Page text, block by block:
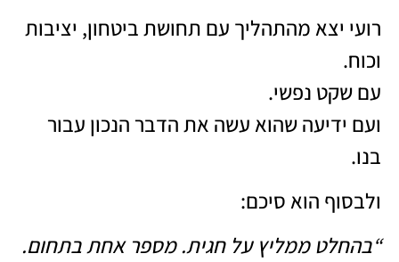
רועי יצא מהתהליך עם תחושת ביטחון, יציבות
וכוח.
עם שקט נפשי.
ועם ידיעה שהוא עשה את הדבר הנכון עבור
בנו.
ולבסוף הוא סיכם:
“בהחלט ממליץ על חגית. מספר אחת בתחום.